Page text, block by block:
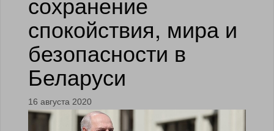
спокойствия, мира и
безопасности в
Беларуси
16 августа 2020